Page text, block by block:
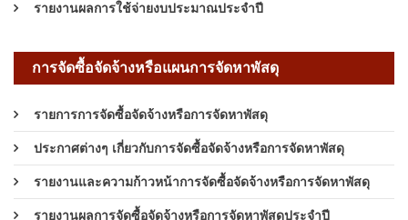
รายงานผลการใช้จ่ายงบประมาณประจำปี
การจัดซื้อจัดจ้างหรือแผนการจัดหาพัสดุ
รายการการจัดซื้อจัดจ้างหรือการจัดหาพัสดุ
ประกาศต่างๆ เกี่ยวกับการจัดซื้อจัดจ้างหรือการจัดหาพัสดุ
รายงานและความก้าวหน้าการจัดซื้อจัดจ้างหรือการจัดหาพัสดุ
รายงานผลการจัดซื้อจัดจ้างหรือการจัดหาพัสดุประจำปี